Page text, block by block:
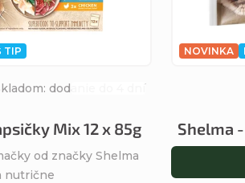
TIP
Mix 12 x 85g
produktu
je
dodanie do 4 dní
od značky Shelma
nutrične
NOVINKA
Shelma